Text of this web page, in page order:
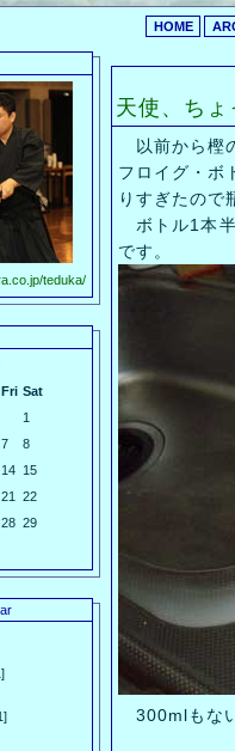
HOME
teduka/
Fri Sat
1
7
8
14 15
21
22
28 29
天使、ち
以前から樫
フロイグ・ボ
りすぎたので
ボトル1本半
です。
300mlもな